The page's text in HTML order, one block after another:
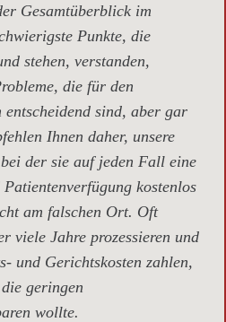
Gesamtüberblick im
Punkte, die
stehen, verstanden,
die für den
sind, aber gar
Ihnen daher, unsere
bei der sie auf jeden Fall eine
kostenlos
am falschen Ort. Oft
viele Jahre prozessieren und
und Gerichtskosten zahlen,
geringen
wollte.